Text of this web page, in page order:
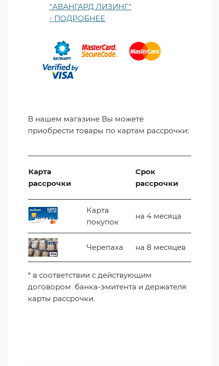
"АВАНГАРД ЛИЗИНГ"
- ПОДРОБНЕЕ
В нашем магазине Вы можете
приобрести товары по картам рассрочки:
Карта
рассрочки
Срок
рассрочки
Карта
покупок
на 4 месяца
Черепаха на 8 месяцев
* в соответствии с действующим
договором банка-эмитента и держателя
карты рассрочки.